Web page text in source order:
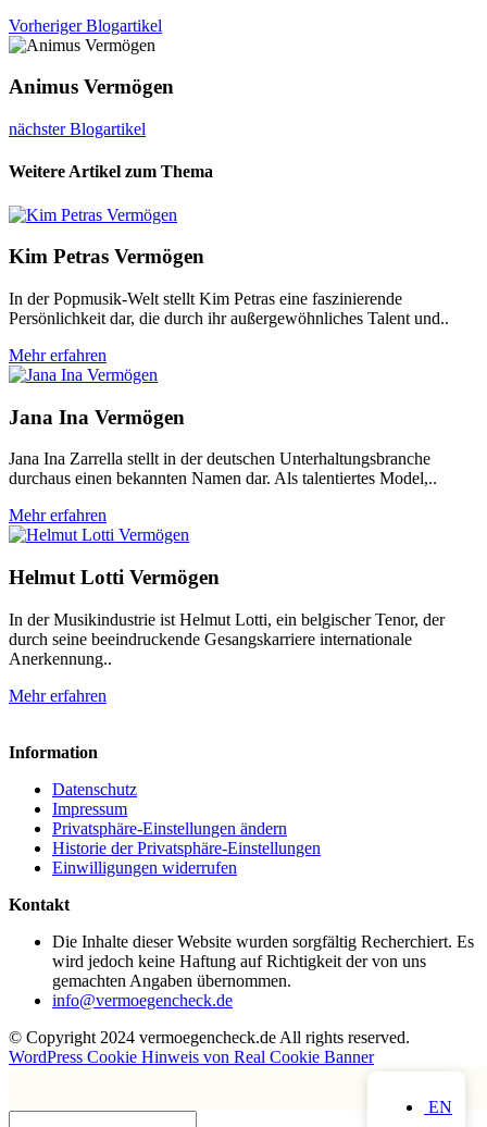
Vorheriger Blogartikel
Animus Vermögen
nächster Blogartikel
Weitere Artikel zum Thema
Kim Petras Vermögen
In der Popmusik-Welt stellt Kim Petras eine faszinierende
Persönlichkeit dar, die durch ihr außergewöhnliches Talent und..
Mehr erfahren
Jana Ina Vermögen
Jana Ina Zarrella stellt in der deutschen Unterhaltungsbranche
durchaus einen bekannten Namen dar. Als talentiertes Model,..
Mehr erfahren
Helmut Lotti Vermögen
In der Musikindustrie ist Helmut Lotti, ein belgischer Tenor, der
durch seine beeindruckende Gesangskarriere internationale
Anerkennung..
Mehr erfahren
Information
Datenschutz
Impressum
Privatsphäre-Einstellungen ändern
Historie der Privatsphäre-Einstellungen
Einwilligungen widerrufen
Kontakt
Die Inhalte dieser Website wurden sorgfältig Recherchiert. Es
wird jedoch keine Haftung auf Richtigkeit der von uns
gemachten Angaben übernommen.
info@vermoegencheck.de
© Copyright 2024 vermoegencheck.de All rights reserved.
EN
WordPress Cookie Hinweis von Real Cookie Banner